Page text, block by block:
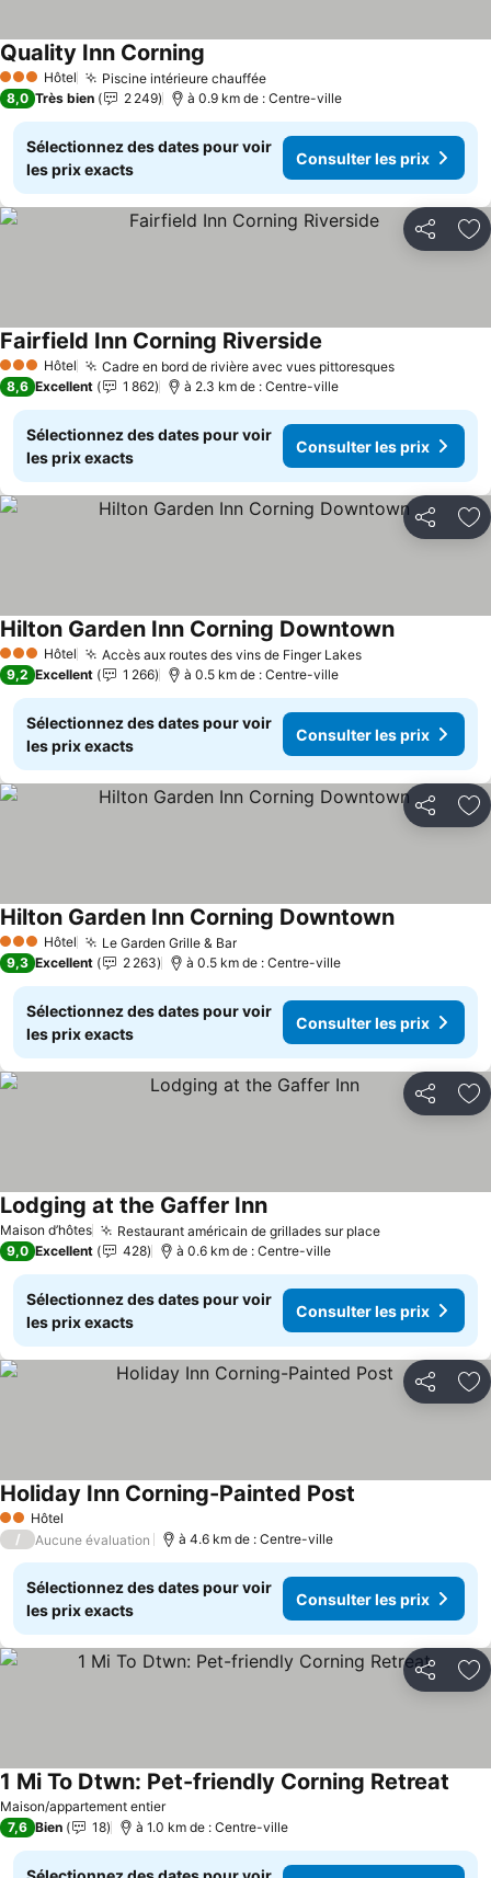
3 ÉtoilesHôtel Piscine intérieure chaufféeConsulter les prix
Quality Inn Corning
8,0 Très bien 2 249 à 0.9 km de : Centre-ville
Sélectionnez des dates pour voir
les prix exacts
Consulter les prix
Partager
3 ÉtoilesHôtel Cadre en bord de rivière avec vues pittoresquesConsulter
Fairfield Inn Corning Riverside
8,6 Excellent 1 862 à 2.3 km de : Centre-ville
Sélectionnez des dates pour voir
les prix exacts
Consulter les prix
Partager
3 ÉtoilesHôtel Accès aux routes des vins de Finger LakesConsulter les
Hilton Garden Inn Corning DowntownConsulter
9,2 Excellent 1 266 à 0.5 km de : Centre-ville
Sélectionnez des dates pour voir
les prix exacts
Consulter les prix
Partager
3 ÉtoilesHôtel Le Garden Grille & BarConsulter les prix
Hilton Garden Inn Corning DowntownConsulter
9,3 Excellent 2 263 à 0.5 km de : Centre-ville
Sélectionnez des dates pour voir
les prix exacts
Consulter les prix
Partager
Maison d’hôtes Restaurant américain de grillades sur placeConsulter
Lodging at the Gaffer InnConsulter les prix
9,0 Excellent 428 à 0.6 km de : Centre-ville
Sélectionnez des dates pour voir
les prix exacts
Consulter les prix
Partager
2 Étoiles
Hôtel
Holiday Inn Corning-Painted Post
/ Aucune évaluation à 4.6 km de : Centre-ville
Sélectionnez des dates pour voir
les prix exacts
Consulter les prix
Partager
Maison/appartement entier
1 Mi To Dtwn: Pet-friendly Corning Retreat
7,6 Bien 18 à 1.0 km de : Centre-ville